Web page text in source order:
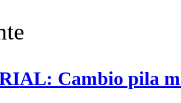
Cambio pila